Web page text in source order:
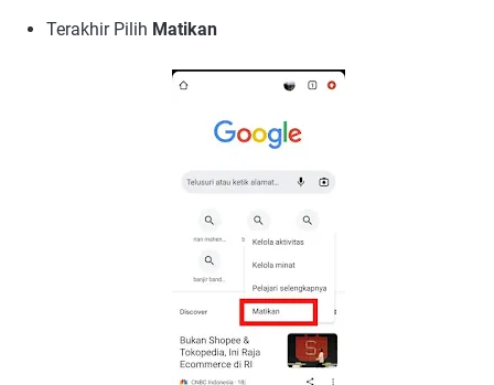
Terakhir Pilih Matikan